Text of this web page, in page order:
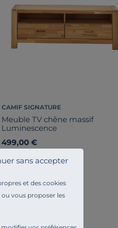
et des cookies
vous proposer les
sans accepter
CAMIF SIGNATURE
Meuble TV chêne massif
Luminescence
499,00 €